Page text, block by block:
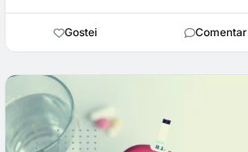
Gostei Comentar